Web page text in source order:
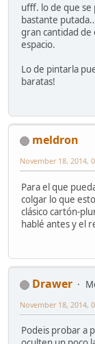
ufff. lo de que se
bastante
gran cantidad
espacio.
Lo de pintarla
baratas!
meldron
November 18, 2014,
Para el que
colgar lo que
clásico cartón-
hablé antes y el
Drawer
November 18, 2014,
Podeis probar a